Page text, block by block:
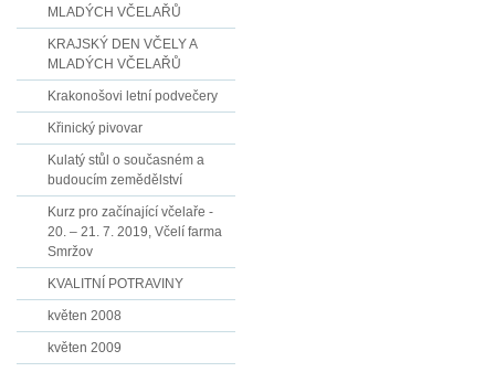
MLADÝCH VČELAŘŮ
KRAJSKÝ DEN VČELY A
MLADÝCH VČELAŘŮ
Krakonošovi letní podvečery
Křinický pivovar
Kulatý stůl o současném a
budoucím zemědělství
Kurz pro začínající včelaře -
20. – 21. 7. 2019, Včelí farma
Smržov
KVALITNÍ POTRAVINY
květen 2008
květen 2009